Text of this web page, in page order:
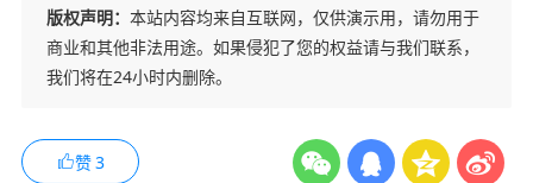
版权声明： 本站内容均来自互联网，仅供演示用，请勿用于
商业和其他非法用途。如果侵犯了您的权益请与我们联系，
我们将在24小时内删除。
赞3